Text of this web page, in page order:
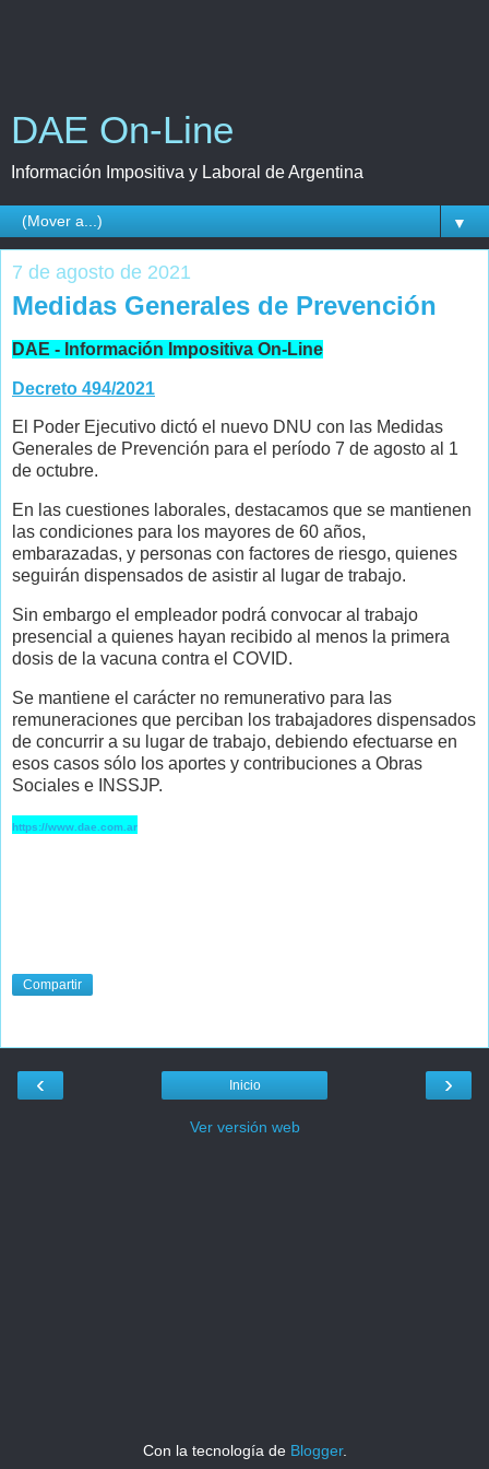
DAE On-Line
Información Impositiva y Laboral de Argentina
▼
7 de agosto de 2021
Medidas Generales de Prevención
DAE - Información Impositiva On-Line
Decreto 494/2021
El Poder Ejecutivo dictó el nuevo DNU con las Medidas
Generales de Prevención para el período 7 de agosto al 1
de octubre.
En las cuestiones laborales, destacamos que se mantienen
las condiciones para los mayores de 60 años,
embarazadas, y personas con factores de riesgo, quienes
seguirán dispensados de asistir al lugar de trabajo.
Sin embargo el empleador podrá convocar al trabajo
presencial a quienes hayan recibido al menos la primera
dosis de la vacuna contra el COVID.
Se mantiene el carácter no remunerativo para las
remuneraciones que perciban los trabajadores dispensados
de concurrir a su lugar de trabajo, debiendo efectuarse en
esos casos sólo los aportes y contribuciones a Obras
Sociales e INSSJP.
https://www.dae.com.ar
Compartir
‹ ›
Inicio
Ver versión web
Con la tecnología de Blogger.